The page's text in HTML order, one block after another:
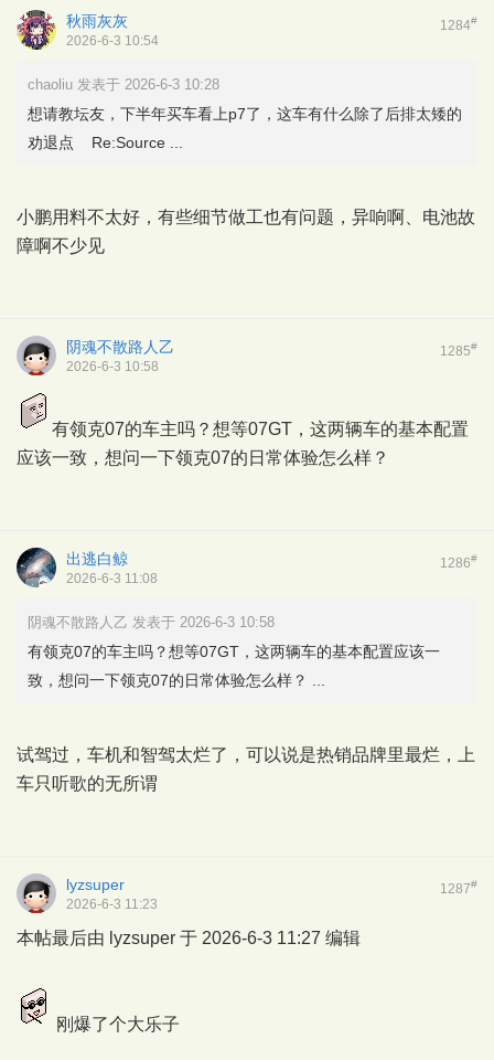
1284#
秋雨灰灰
2026-6-3 10:54
chaoliu 发表于 2026-6-3 10:28
想请教坛友，下半年买车看上p7了，这车有什么除了后排太矮的
劝退点 Re:Source ...
小鹏用料不太好，有些细节做工也有问题，异响啊、电池故
障啊不少见
1285#
阴魂不散路人乙
2026-6-3 10:58
有领克07的车主吗？想等07GT，这两辆车的基本配置
应该一致，想问一下领克07的日常体验怎么样？
1286#
出逃白鲸
2026-6-3 11:08
阴魂不散路人乙 发表于 2026-6-3 10:58
有领克07的车主吗？想等07GT，这两辆车的基本配置应该一
致，想问一下领克07的日常体验怎么样？ ...
试驾过，车机和智驾太烂了，可以说是热销品牌里最烂，上
车只听歌的无所谓
1287#
lyzsuper
2026-6-3 11:23
本帖最后由 lyzsuper 于 2026-6-3 11:27 编辑
刚爆了个大乐子